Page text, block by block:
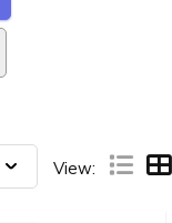
View: